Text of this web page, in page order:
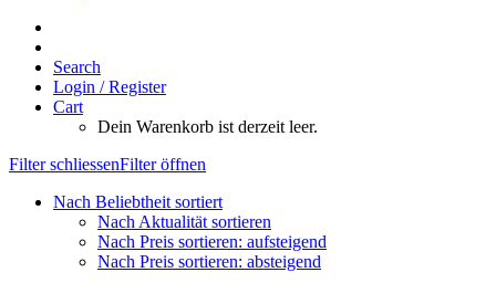
Search
Login / Register
Cart
Dein Warenkorb ist derzeit leer.
Filter schliessenFilter öffnen
Nach Beliebtheit sortiert
Nach Aktualität sortieren
Nach Preis sortieren: aufsteigend
Nach Preis sortieren: absteigend